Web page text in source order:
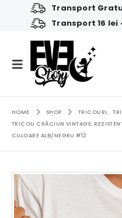
Transport
Transport 16 lei
HOME SHOP TRICOURI,
TRICOU CRĂCIUN VINTAGE,
CULOARE ALB/NEGRU #12